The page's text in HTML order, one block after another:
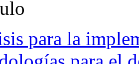
para la